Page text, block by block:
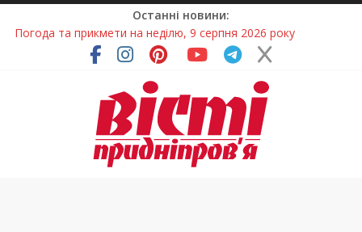
Останні новини:
Говорити про воду без паніки: чому важлива правильна
Лікар – на екрані: Як працюють телемедичні центри на
У Дніпрі триває масштабна підготовка до опалювального
Пошуки тривають: на Дніпропетровщині досліджують місце
розташування легендарного монастиря (Фото)